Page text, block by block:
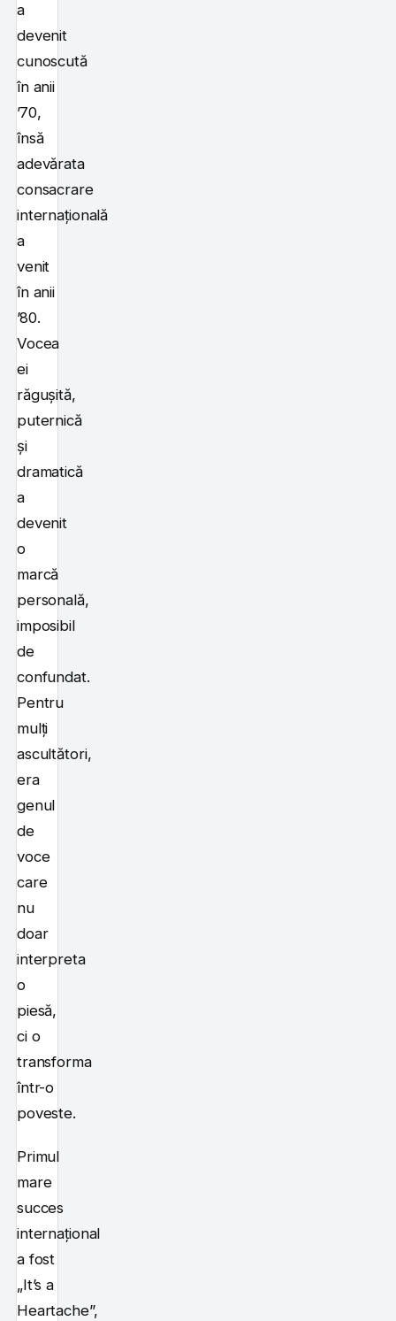
a
devenit
cunoscută
în anii
’70,
însă
adevărata
consacrare
internațională
a
venit
în anii
’80.
Vocea
ei
răgușită,
puternică
și
dramatică
a
devenit
o
marcă
personală,
imposibil
de
confundat.
Pentru
mulți
ascultători,
era
genul
de
voce
care
nu
doar
interpreta
o
piesă,
ci o
transforma
într-o
poveste.
Primul
mare
succes
internațional
a fost
„It’s a
Heartache”,